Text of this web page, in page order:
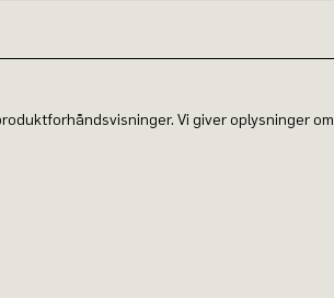
Vi giver oplysninger om